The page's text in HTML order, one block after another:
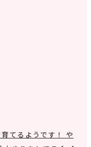
てるようです！ や